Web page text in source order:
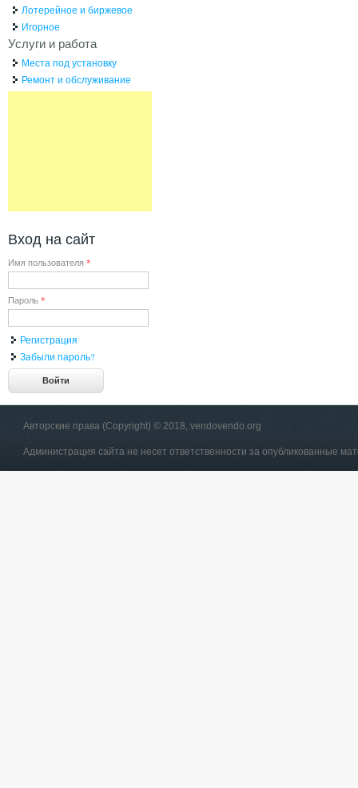
Лотерейное и биржевое
Игорное
Услуги и работа
Места под установку
Ремонт и обслуживание
Вход на сайт
Имя пользователя *
Пароль *
Регистрация
Забыли пароль?
Авторские права (Copyright) © 2018, vendovendo.org
Администрация сайта не несет ответственности за опубликованные